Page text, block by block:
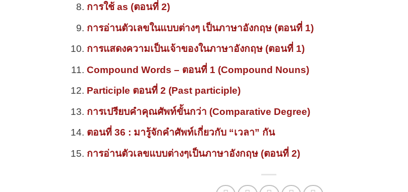
การใช้ as (ตอนที่ 2)
การอ่านตัวเลขในแบบต่างๆ เป็นภาษาอังกฤษ (ตอนที่ 1)
การแสดงความเป็นเจ้าของในภาษาอังกฤษ (ตอนที่ 1)
Compound Words – ตอนที่ 1 (Compound Nouns)
Participle ตอนที่ 2 (Past participle)
การเปรียบคำคุณศัพท์ขั้นกว่า (Comparative Degree)
ตอนที่ 36 : มารู้จักคำศัพท์เกี่ยวกับ “เวลา” กัน
การอ่านตัวเลขแบบต่างๆเป็นภาษาอังกฤษ (ตอนที่ 2)